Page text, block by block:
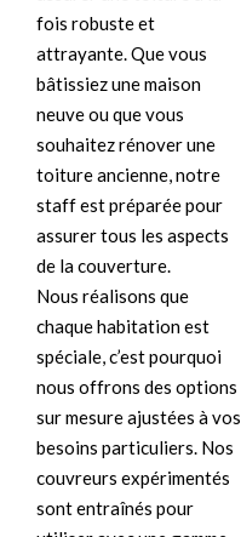
fois robuste et
attrayante. Que vous
bâtissiez une maison
neuve ou que vous
souhaitez rénover une
toiture ancienne, notre
staff est préparée pour
assurer tous les aspects
de la couverture.
Nous réalisons que
chaque habitation est
spéciale, c’est pourquoi
nous offrons des options
sur mesure ajustées à vos
besoins particuliers. Nos
couvreurs expérimentés
sont entraînés pour